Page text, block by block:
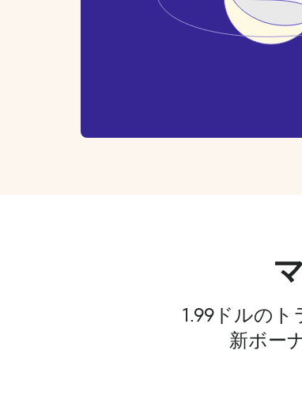
1.99ドルの
新ボー